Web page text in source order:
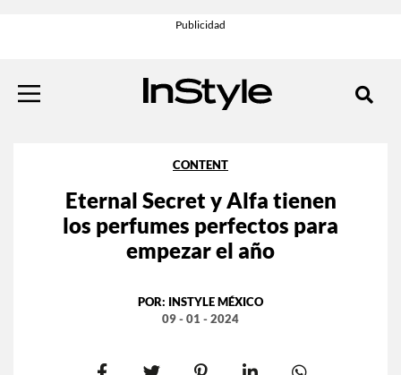
CONTENT
Eternal Secret y Alfa tienen
los perfumes perfectos para
empezar el año
POR: INSTYLE MÉXICO
09 - 01 - 2024